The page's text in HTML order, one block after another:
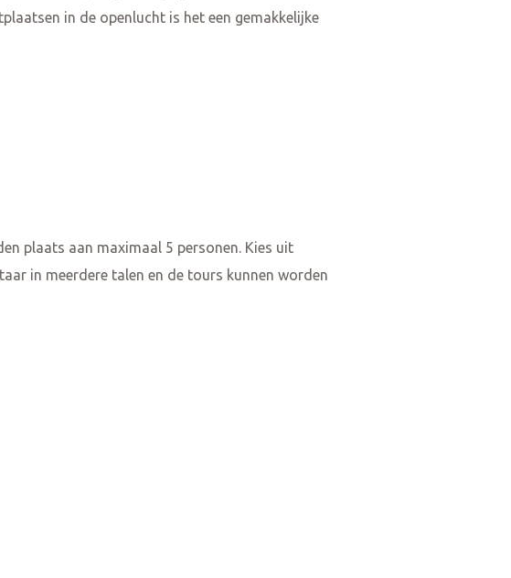
in de openlucht is het een gemakkelijke
plaats aan maximaal 5 personen. Kies uit
in meerdere talen en de tours kunnen worden